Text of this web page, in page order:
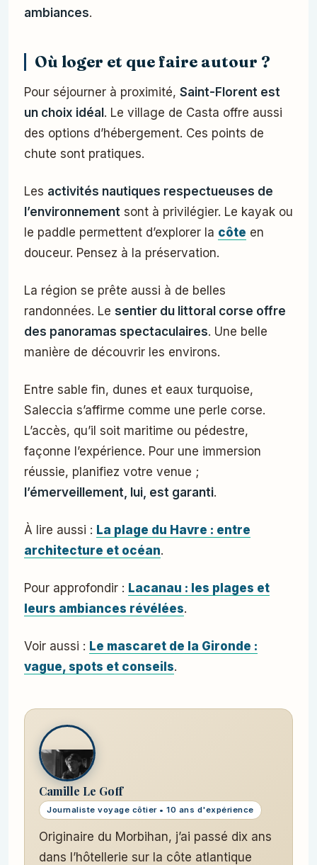
ambiances.
Où loger et que faire autour ?
Pour séjourner à proximité, Saint-Florent est
un choix idéal . Le village de Casta offre aussi
des options d’hébergement. Ces points de
chute sont pratiques.
Les activités nautiques respectueuses de
l’environnement sont à privilégier. Le kayak ou
le paddle permettent d’explorer la côte en
douceur. Pensez à la préservation.
La région se prête aussi à de belles
randonnées. Le sentier du littoral corse offre
des panoramas spectaculaires. Une belle
manière de découvrir les environs.
Entre sable fin, dunes et eaux turquoise,
Saleccia s’affirme comme une perle corse.
L’accès, qu’il soit maritime ou pédestre,
façonne l’expérience. Pour une immersion
réussie, planifiez votre venue ;
l’émerveillement, lui, est garanti.
À lire aussi : La plage du Havre : entre
architecture et océan.
Pour approfondir : Lacanau : les plages et
leurs ambiances révélées.
Voir aussi : Le mascaret de la Gironde :
vague, spots et conseils.
Camille Le Goff
Journaliste voyage côtier • 10 ans d'expérience
Originaire du Morbihan, j’ai passé dix ans
dans l’hôtellerie sur la côte atlantique